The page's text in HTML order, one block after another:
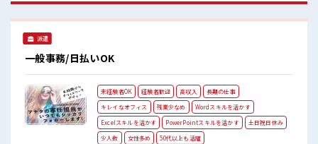
もあります♪ ≪完全週休二日制≫ 週末は家族や友人と一緒に
プライベート満喫！ ≪モチベーションもUP≫ 派手過ぎなけれ
が整っています！ イチからスキルUP・ステップUP目指して
いきましょう！ ■職場の雰囲気 女性も活躍しやすい雰囲気の
職場です！ 明るすぎたり奇抜過ぎなければヘアカラーOK！
残業は少なめ！ たまに残業するくらいなら…という方、 応募
お待ちしております！
派遣
一般事務/日払いOK
未経験者OK 経験者歓迎 高収入
長期の仕事
キレイなオフィス
残業少なめ
Wordスキルを活かす
Excelスキルを活かす
PowerPointスキルを活かす
土日祝日休み
少人数
女性多め 50代以上も活躍